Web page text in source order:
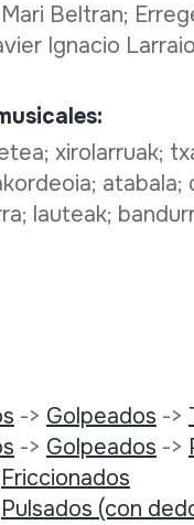
Mari Beltran;
Ignacio
xirolarruak;
lauteak;
-> Golpeados ->
-> Golpeados ->
Friccionados
Pulsados (con